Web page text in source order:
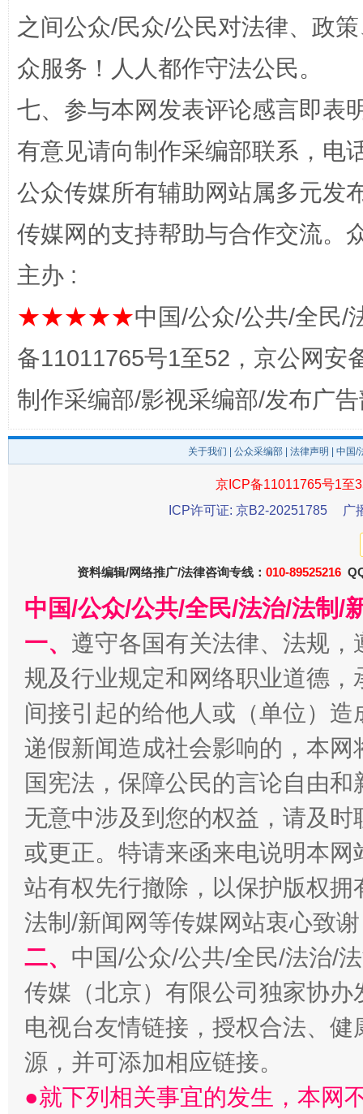
千年窑火 生生不息 一
全民健身五年计划来了！等你上场
阿坝州三大球赛在茂县开幕 规模
之间公众/民众/公民对法律、政
众服务！人人都作守法公民。
七、参与本网发表评论感言即表
有意见请向制作采编部联系，电
公众传媒所有辅助网站属多元发
传媒网的支持帮助与合作交流。
主办 :
★★★★★中国/公众/公共/全民/
备11011765号1至52，京公网安
制作采编部/影视采编部/发布广
关于我们 公众采编部 法律声明 | 中国
京ICP备11011765号1至
ICP许可证: 京B2-20251785
广
资料编辑/网络推广/法律咨询专线： 010-89525216
中国/公众/公共/全民/法治/法制/
一、 遵守各国有关法律、法规
规及行业规定和网络职业道德
间接引起的给他人或（单位）
递假新闻造成社会影响的，本
国宪法，保障公民的言论自由
无意中涉及到您的权益，请及
或更正。特请来函来电说明本
站有权先行撤除，以保护版权
法制/新闻网等传媒网站衷心致
二、 中国/公众/公共/全民/法治/
传媒（北京）有限公司独家协
电视台友情链接，授权合法、
源，并可添加相应链接。
●就下列相关事宜的发生，本网